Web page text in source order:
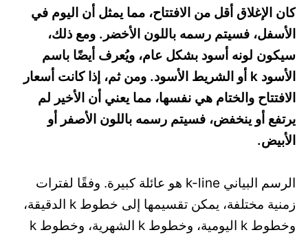
كان الإغلاق أقل من الافتتاح، مما يمثل أن اليوم في
الأسفل، فسيتم رسمه باللون الأخضر. ومع ذلك،
سيكون لونه أسود بشكل عام، ويُعرف أيضًا باسم
الأسود k أو الشريط الأسود. ومن ثم، إذا كانت أسعار
الافتتاح والختام هي نفسها، مما يعني أن الأخير لم
يرتفع أو ينخفض، فسيتم رسمه باللون الأصفر أو
الأبيض.
الرسم البياني k-line هو عائلة كبيرة. وفقًا لفترات
زمنية مختلفة، يمكن تقسيمها إلى خطوط k الدقيقة،
وخطوط k اليومية، وخطوط k الشهرية، وخطوط k